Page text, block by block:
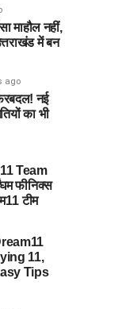
माहौल नहीं,
में बन
ago
नई
का भी
Team
फीनिक्स
टीम
11,
Tips